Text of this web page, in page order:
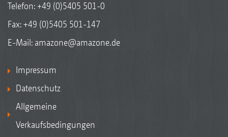
Telefon:+49 (0)5405 501-0
Fax: +49 (0)5405 501-147
E-Mail: amazone@amazone.de
Impressum
Datenschutz
Allgemeine
Verkaufsbedingungen